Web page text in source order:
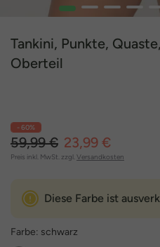
1 2 3 4 5
Tankini, Punkte,
Oberteil
- 60%
59,99 € 23,99 €
Preis inkl. MwSt. zzgl. Versandkosten
Diese Farbe ist
Farbe: schwarz